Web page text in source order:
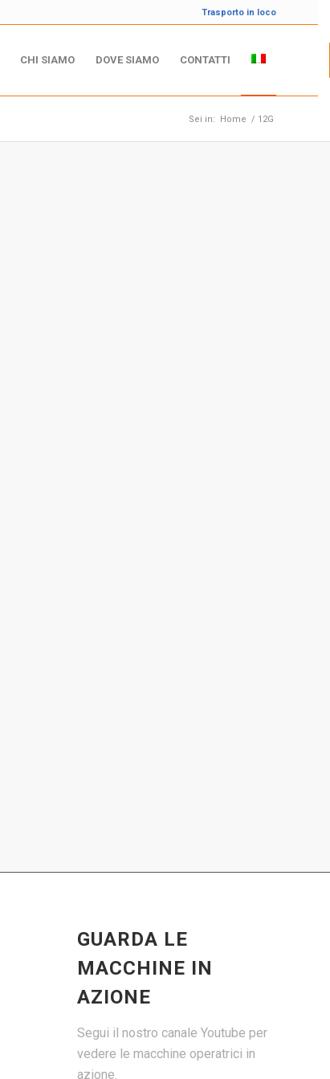
Trasporto in loco
CHI SIAMO DOVE SIAMO CONTATTI
Sei in: Home / 12G
GUARDA LE
MACCHINE IN
AZIONE
Segui il nostro canale Youtube per
vedere le macchine operatrici in
azione.